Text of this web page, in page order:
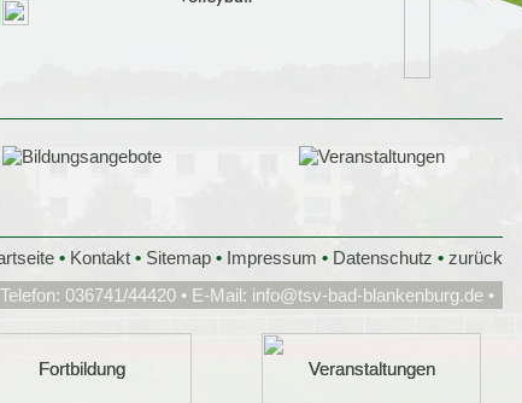
Fortbildung
Fortbildung Veranstaltungen
Veranstaltungen
• Kontakt • Sitemap • Impressum • Datenschutz • zurück
036741/44420 • E-Mail: info@tsv-bad-blankenburg.de•